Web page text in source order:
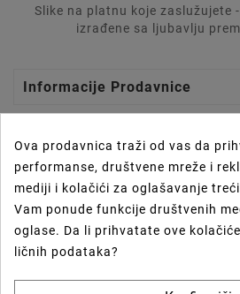
Slike na platnu koje zaslužujete
izrađene sa ljubavlju
Informacije Prodavnice
Vaš Nalog
Prečice
Ova prodavnica traži od vas da
performanse, društvene mreže i
mediji i kolačići za oglašavanje
Vam ponude funkcije društvenih
oglase. Da li prihvatate ove
ličnih podataka?